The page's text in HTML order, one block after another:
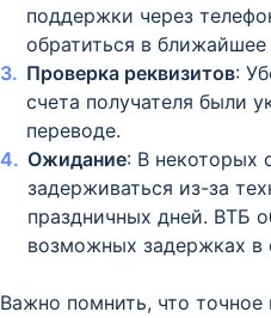
поддержки через
обратиться в ближайшее
Проверка реквизитов:
счета получателя были
переводе.
Ожидание: В некоторых
задерживаться из-за
праздничных дней. ВТБ
возможных задержках в
Важно помнить, что точное